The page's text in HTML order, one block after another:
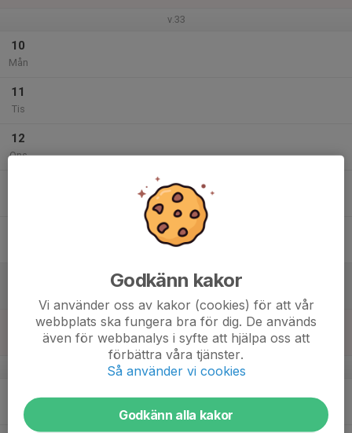
v.33
10
Mån
11
Tis
12
Ons
v.34
Mån
Godkänn kakor
Vi använder oss av kakor (cookies) för att vår
webbplats ska fungera bra för dig. De används
även för webbanalys i syfte att hjälpa oss att
förbättra våra tjänster.
Så använder vi cookies
Godkänn alla kakor